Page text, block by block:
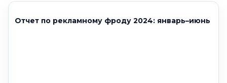
Отчет по рекламному фроду 2024: январь–июнь